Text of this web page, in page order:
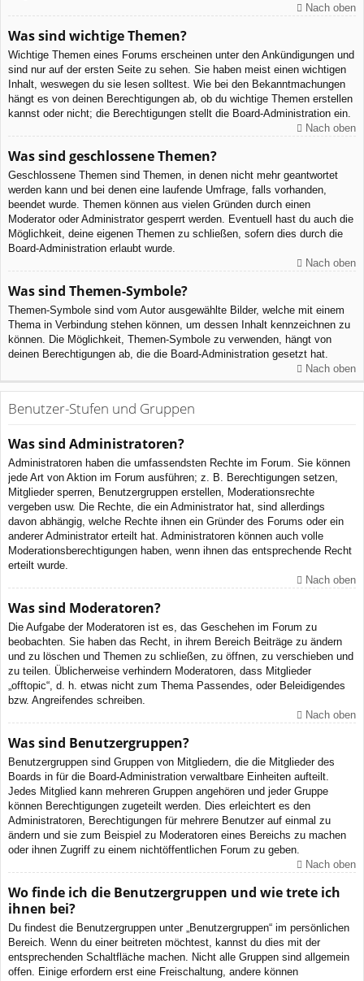
Nach oben
Was sind wichtige Themen?
Wichtige Themen eines Forums erscheinen unter den Ankündigungen und
sind nur auf der ersten Seite zu sehen. Sie haben meist einen wichtigen
Inhalt, weswegen du sie lesen solltest. Wie bei den Bekanntmachungen
hängt es von deinen Berechtigungen ab, ob du wichtige Themen erstellen
kannst oder nicht; die Berechtigungen stellt die Board-Administration ein.
Nach oben
Was sind geschlossene Themen?
Geschlossene Themen sind Themen, in denen nicht mehr geantwortet
werden kann und bei denen eine laufende Umfrage, falls vorhanden,
beendet wurde. Themen können aus vielen Gründen durch einen
Moderator oder Administrator gesperrt werden. Eventuell hast du auch die
Möglichkeit, deine eigenen Themen zu schließen, sofern dies durch die
Board-Administration erlaubt wurde.
Nach oben
Was sind Themen-Symbole?
Themen-Symbole sind vom Autor ausgewählte Bilder, welche mit einem
Thema in Verbindung stehen können, um dessen Inhalt kennzeichnen zu
können. Die Möglichkeit, Themen-Symbole zu verwenden, hängt von
deinen Berechtigungen ab, die die Board-Administration gesetzt hat.
Nach oben
Benutzer-Stufen und Gruppen
Was sind Administratoren?
Administratoren haben die umfassendsten Rechte im Forum. Sie können
jede Art von Aktion im Forum ausführen; z. B. Berechtigungen setzen,
Mitglieder sperren, Benutzergruppen erstellen, Moderationsrechte
vergeben usw. Die Rechte, die ein Administrator hat, sind allerdings
davon abhängig, welche Rechte ihnen ein Gründer des Forums oder ein
anderer Administrator erteilt hat. Administratoren können auch volle
Moderationsberechtigungen haben, wenn ihnen das entsprechende Recht
erteilt wurde.
Nach oben
Was sind Moderatoren?
Die Aufgabe der Moderatoren ist es, das Geschehen im Forum zu
beobachten. Sie haben das Recht, in ihrem Bereich Beiträge zu ändern
und zu löschen und Themen zu schließen, zu öffnen, zu verschieben und
zu teilen. Üblicherweise verhindern Moderatoren, dass Mitglieder
„offtopic“, d. h. etwas nicht zum Thema Passendes, oder Beleidigendes
bzw. Angreifendes schreiben.
Nach oben
Was sind Benutzergruppen?
Benutzergruppen sind Gruppen von Mitgliedern, die die Mitglieder des
Boards in für die Board-Administration verwaltbare Einheiten aufteilt.
Jedes Mitglied kann mehreren Gruppen angehören und jeder Gruppe
können Berechtigungen zugeteilt werden. Dies erleichtert es den
Administratoren, Berechtigungen für mehrere Benutzer auf einmal zu
ändern und sie zum Beispiel zu Moderatoren eines Bereichs zu machen
oder ihnen Zugriff zu einem nichtöffentlichen Forum zu geben.
Nach oben
Wo finde ich die Benutzergruppen und wie trete ich
ihnen bei?
Du findest die Benutzergruppen unter „Benutzergruppen“ im persönlichen
Bereich. Wenn du einer beitreten möchtest, kannst du dies mit der
entsprechenden Schaltfläche machen. Nicht alle Gruppen sind allgemein
offen. Einige erfordern erst eine Freischaltung, andere können